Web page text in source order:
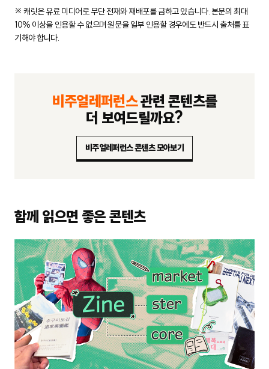
※ 캐릿은 유료 미디어로 무단 전재와 재배포를 금하고 있습니다. 본문의 최대
10% 이상을 인용할 수 없으며 원문을 일부 인용할 경우에도반드시 출처를 표
기해야 합니다.
비주얼레퍼런스관련 콘텐츠를
더 보여드릴까요?
비주얼레퍼런스 콘텐츠 모아보기
함께 읽으면 좋은 콘텐츠